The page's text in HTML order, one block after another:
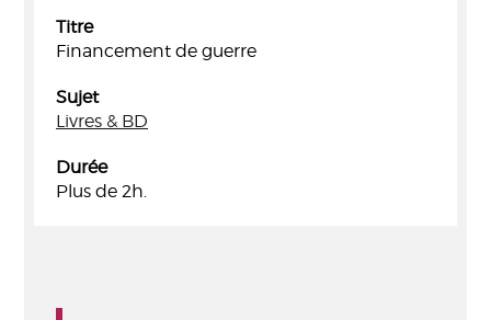
Titre
Financement de guerre
Sujet
Livres & BD
Durée
Plus de 2h.